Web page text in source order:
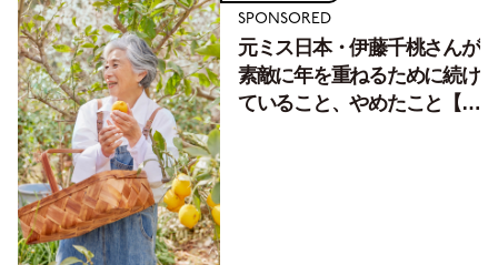
SPONSORED
元ミス日本・伊藤千桃さんが
素敵に年を重ねるために続け
ていること、やめたこと【大